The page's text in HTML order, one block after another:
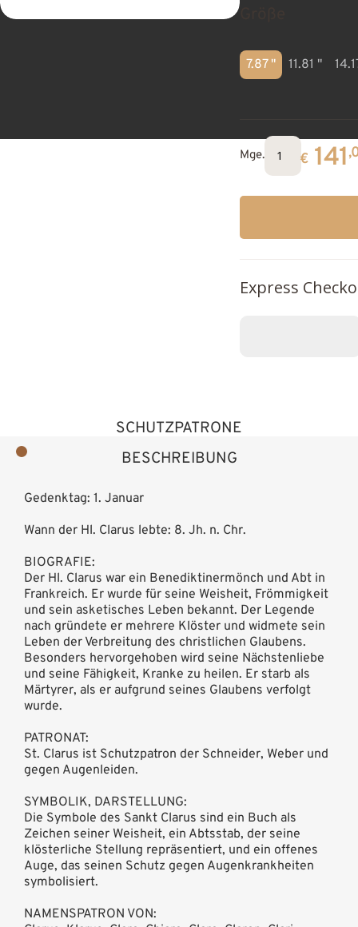
7.87 " 11.81 "
Mge. € 141
Express
BESCHREIBUNG
SCHUTZPATRONE
Gedenktag: 1. Januar
Wann der Hl. Clarus lebte: 8. Jh. n. Chr.
BIOGRAFIE:
Der Hl. Clarus war ein Benediktinermönch und Abt in
Frankreich. Er wurde für seine Weisheit, Frömmigkeit
und sein asketisches Leben bekannt. Der Legende
nach gründete er mehrere Klöster und widmete sein
Leben der Verbreitung des christlichen Glaubens.
Besonders hervorgehoben wird seine Nächstenliebe
und seine Fähigkeit, Kranke zu heilen. Er starb als
Märtyrer, als er aufgrund seines Glaubens verfolgt
wurde.
PATRONAT:
St. Clarus ist Schutzpatron der Schneider, Weber und
gegen Augenleiden.
SYMBOLIK, DARSTELLUNG:
Die Symbole des Sankt Clarus sind ein Buch als
Zeichen seiner Weisheit, ein Abtsstab, der seine
klösterliche Stellung repräsentiert, und ein offenes
Auge, das seinen Schutz gegen Augenkrankheiten
symbolisiert.
NAMENSPATRON VON: